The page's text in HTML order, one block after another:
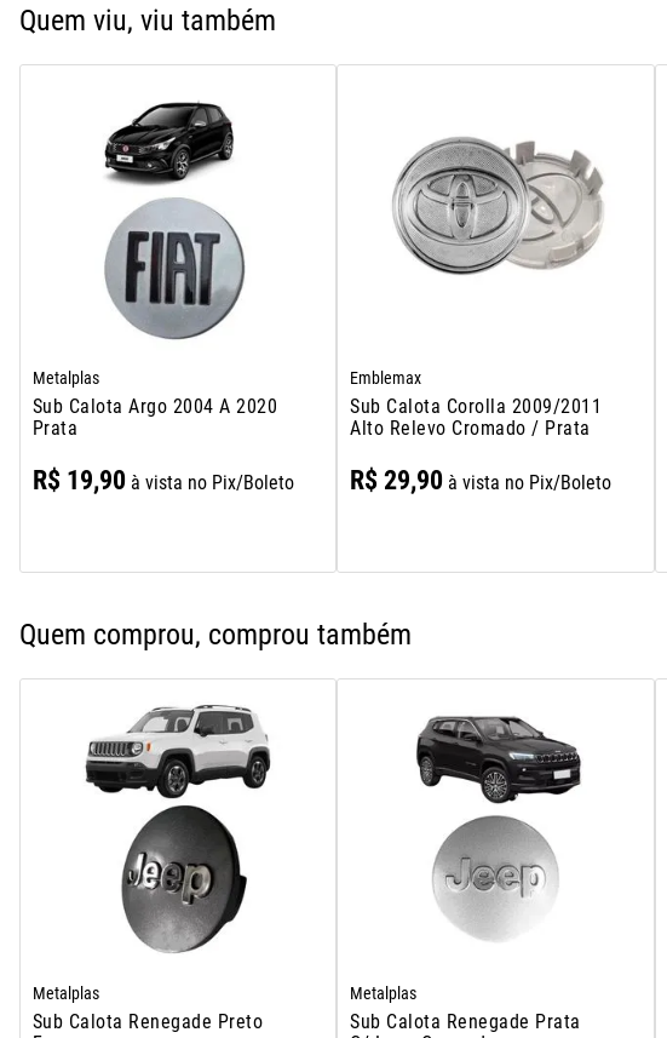
Quem viu, viu também
Metalplas
Sub Calota Argo 2004 A 2020
Prata
R$ 19,90à vista no Pix/Boleto
Emblemax
Sub Calota Corolla 2009/2011
Alto Relevo Cromado / Prata
R$ 29,90 à vista no Pix/Boleto
Quem comprou, comprou também
Metalplas
Sub Calota Renegade Preto
Metalplas
Sub Calota Renegade Prata